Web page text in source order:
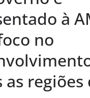
à
no
as regiões